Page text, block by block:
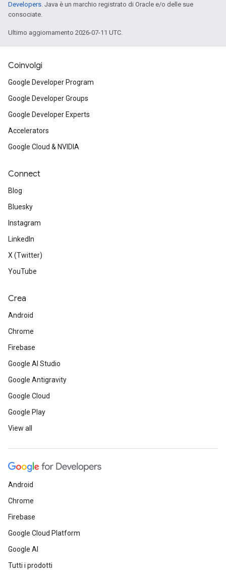
Developers. Java è un marchio registrato di Oracle e/o delle sue
consociate.
Ultimo aggiornamento 2026-07-11 UTC.
Coinvolgi
Google Developer Program
Google Developer Groups
Google Developer Experts
Accelerators
Google Cloud & NVIDIA
Connect
Blog
Bluesky
Instagram
LinkedIn
X (Twitter)
YouTube
Crea
Android
Chrome
Firebase
Google AI Studio
Google Antigravity
Google Cloud
Google Play
View all
Android
Chrome
Firebase
Google Cloud Platform
Google AI
Tutti i prodotti